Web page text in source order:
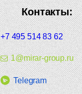
Контакты:
+7 495 514 83 62
1@mirar-group.ru
Telegram